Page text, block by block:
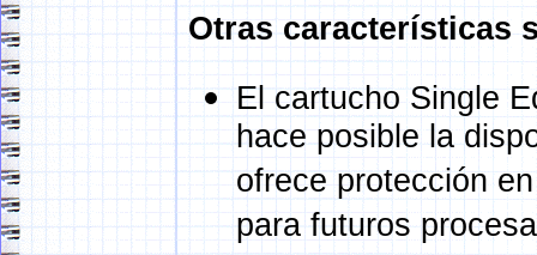
Otras características
El cartucho Single
hace posible la
ofrece protección
para futuros